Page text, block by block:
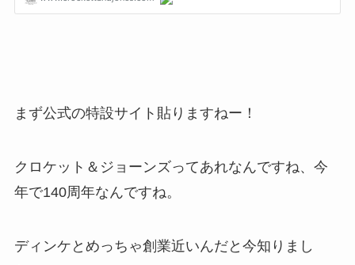
まず公式の特設サイト貼りますねー！
クロケット＆ジョーンズってあれなんですね、今
年で140周年なんですね。
ディンケとめっちゃ創業近いんだと今知りまし